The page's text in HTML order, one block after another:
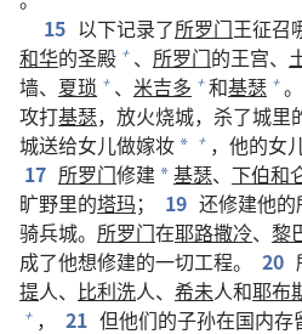
15 以下记录了所罗门王征召
和华的圣殿 + 、 所罗门的王宫、
墙、 夏琐 + 、 米吉多 + 和基瑟 + 。
攻打基瑟，放火烧城，杀了城里
城送给女儿做嫁妆 * + ，他的女
17 所罗门修建 *基瑟、 下伯和
旷野里的塔玛； 19 还修建他
骑兵城。 所罗门在耶路撒冷、 黎
成了他想修建的一切工程。
20
提人、 比利洗人、 希未人和耶布
+ ， 21 但他们的子孙在国内存